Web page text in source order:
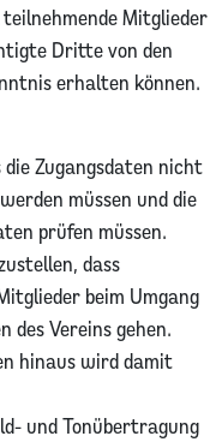
Mitglieder
Dritte von den
erhalten können.
Zugangsdaten nicht
müssen und die
prüfen müssen.
dass
beim Umgang
des Vereins gehen.
hinaus wird damit
und Tonübertragung